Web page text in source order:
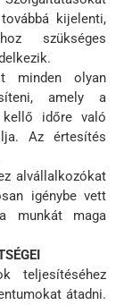
kijelenti,
szükséges
minden olyan
amely a
kellő időre való
Az értesítés
alvállalkozókat
igénybe vett
munkát maga
teljesítéséhez
átadni.